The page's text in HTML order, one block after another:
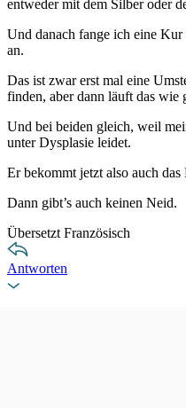
entweder mit dem Silber oder
Und danach fange ich eine
an.
Das ist zwar erst mal eine
finden, aber dann läuft das wie
Und bei beiden gleich, weil
unter Dysplasie leidet.
Er bekommt jetzt also auch
Dann gibt’s auch keinen Neid.
Übersetzt Französisch
Antworten